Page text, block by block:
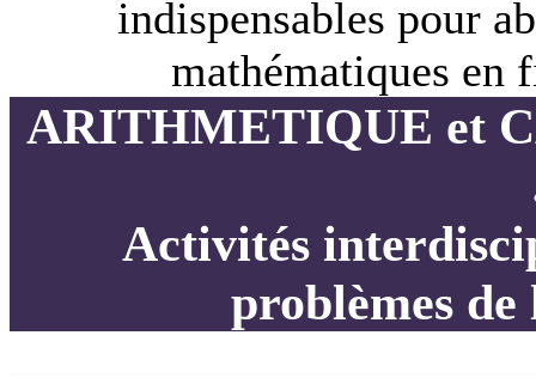
indispensables pour
mathématiques en
ARITHMETIQUE et
Activités
problèmes